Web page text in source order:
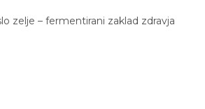
zelje – fermentirani zaklad zdravja